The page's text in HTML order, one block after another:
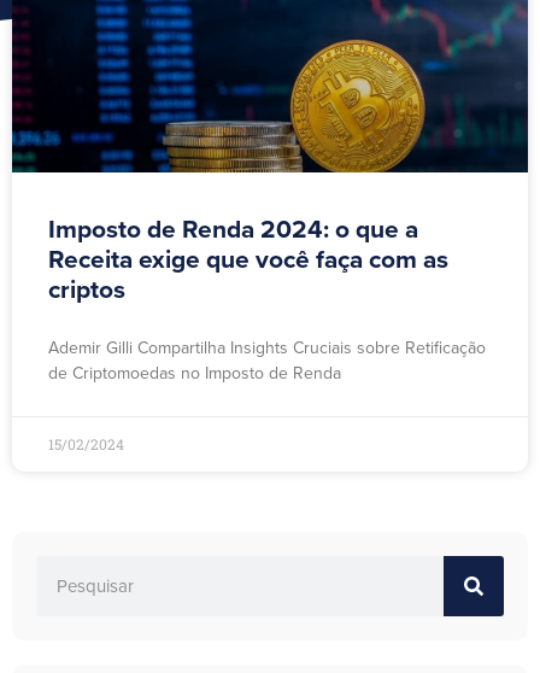
Imposto de Renda 2024: o que a
Receita exige que você faça com as
criptos
Ademir Gilli Compartilha Insights Cruciais sobre Retificação
de Criptomoedas no Imposto de Renda
15/02/2024